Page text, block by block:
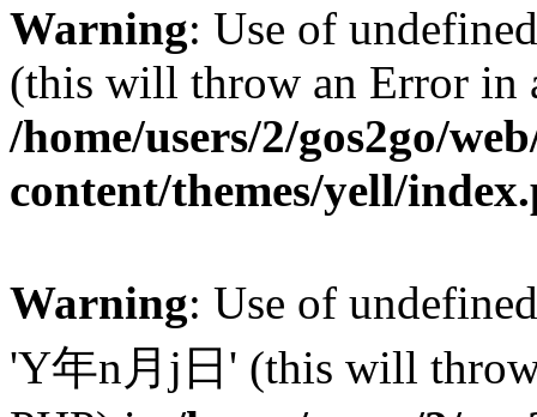
Warning: Use of
(this will throw an Error in
/home/users/2/gos2go/
content/themes/yell/
Warning: Use of
'Y年n月j日' (this will